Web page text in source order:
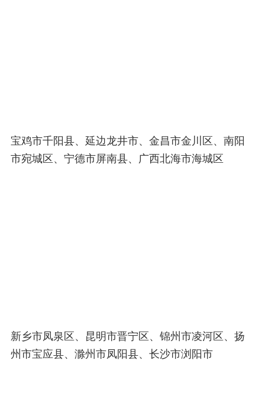
宝鸡市千阳县、延边龙井市、金昌市金川区、南阳
市宛城区、宁德市屏南县、广西北海市海城区
新乡市凤泉区、昆明市晋宁区、锦州市凌河区、扬
州市宝应县、滁州市凤阳县、长沙市浏阳市